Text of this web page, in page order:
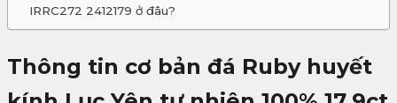
IRRC272 2412179 ở đâu?
Thông tin cơ bản đá Ruby huyết